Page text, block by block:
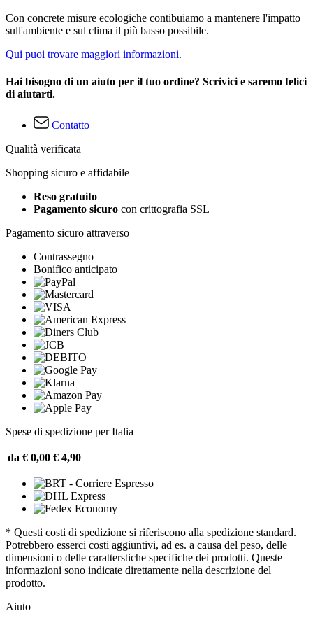
Con concrete misure ecologiche contibuiamo a mantenere l'impatto
sull'ambiente e sul clima il più basso possibile.
Qui puoi trovare maggiori informazioni.
Hai bisogno di un aiuto per il tuo ordine? Scrivici e saremo felici
di aiutarti.
Contatto
Qualità verificata
Shopping sicuro e affidabile
Reso gratuito
Pagamento sicuro con crittografia SSL
Pagamento sicuro attraverso
Contrassegno
Bonifico anticipato
Spese di spedizione per Italia
da € 0,00 € 4,90
* Questi costi di spedizione si riferiscono alla spedizione standard.
Potrebbero esserci costi aggiuntivi, ad es. a causa del peso, delle
dimensioni o delle caratterstiche specifiche dei prodotti. Queste
informazioni sono indicate direttamente nella descrizione del
prodotto.
Aiuto